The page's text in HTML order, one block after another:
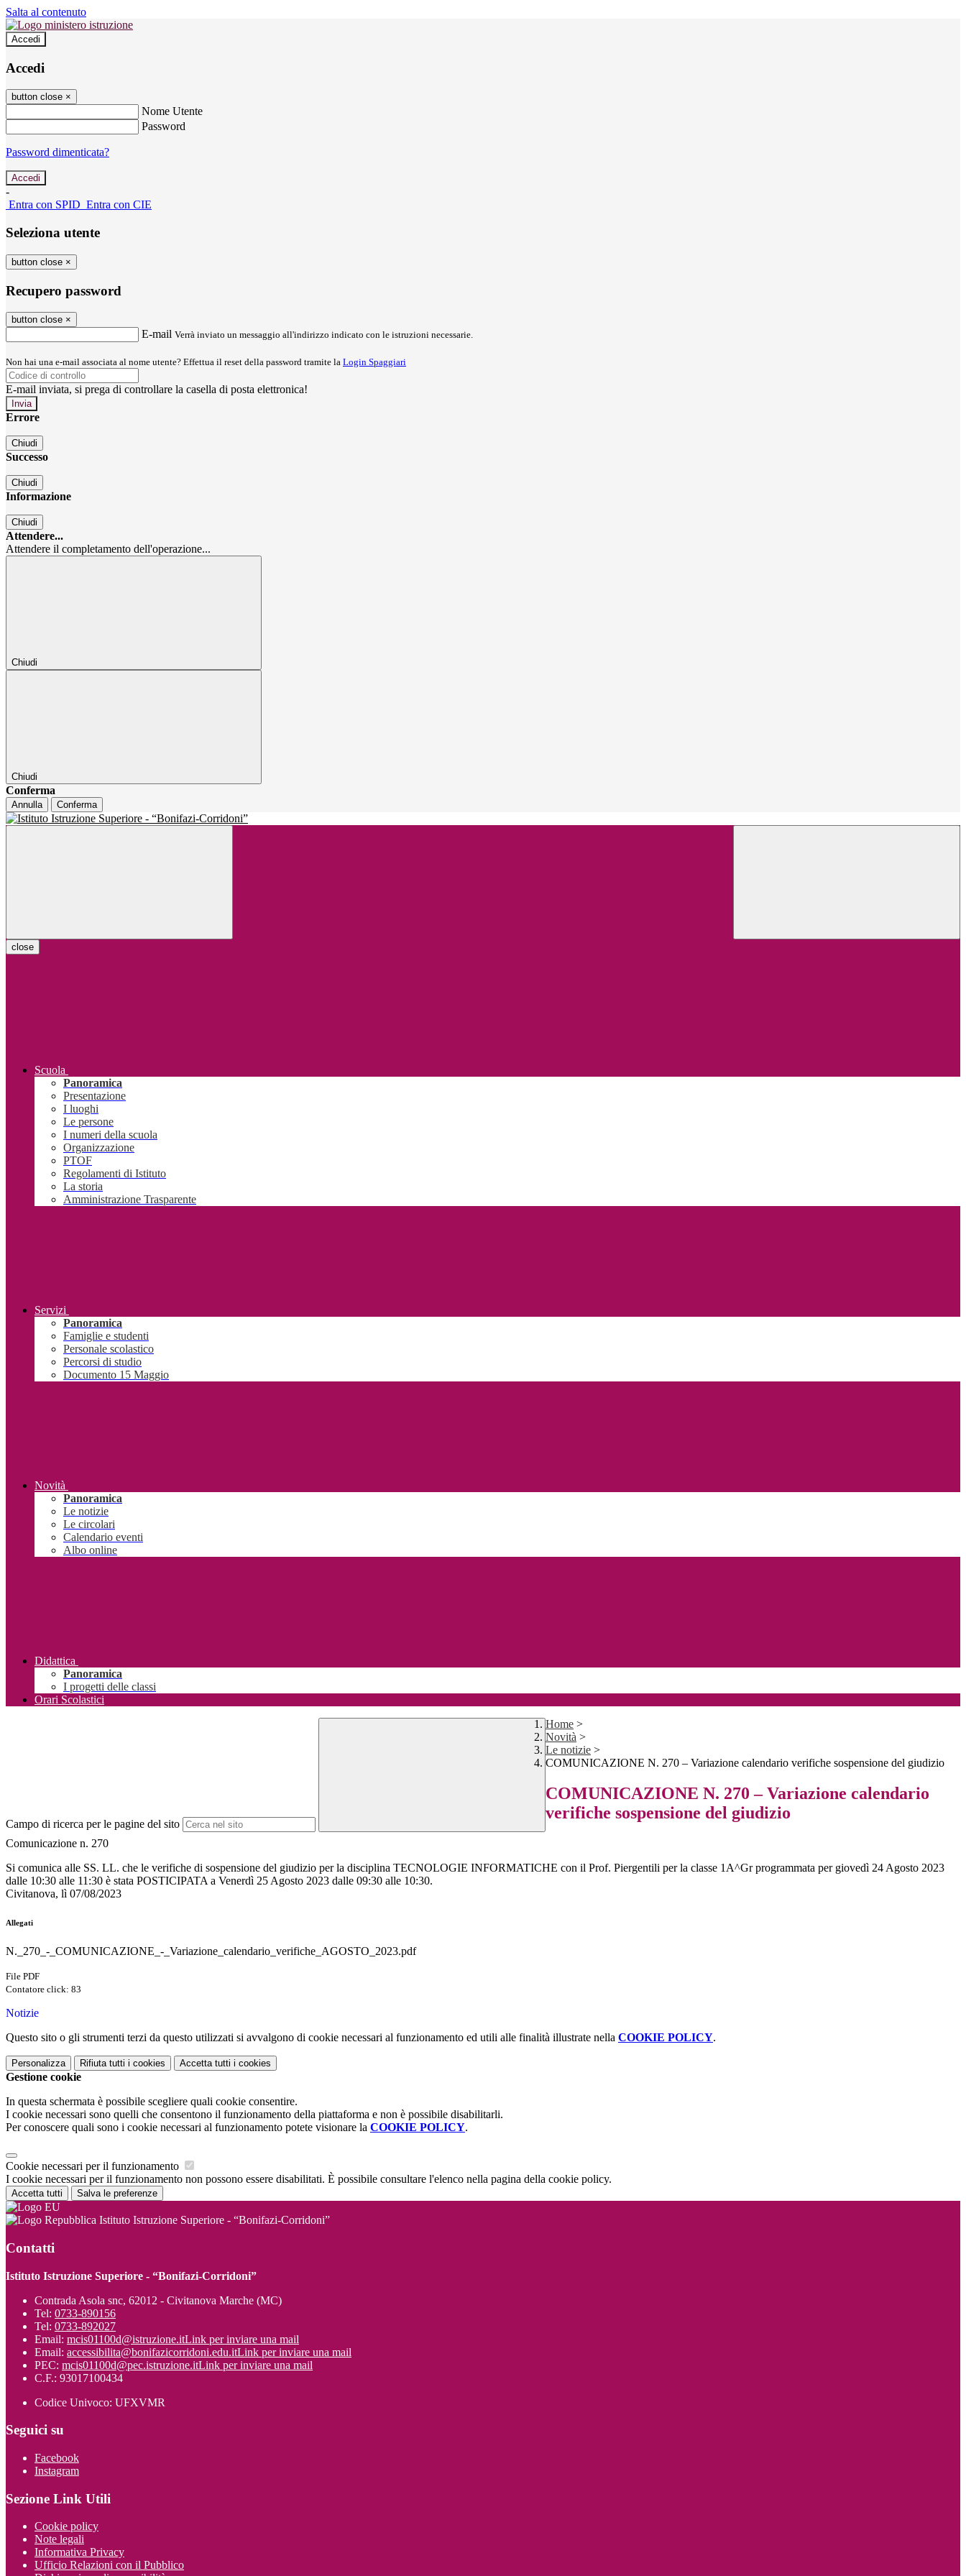
Salta al contenuto
Accedi
Accedi
button close ×
Nome Utente
Password
Password dimenticata?
-
Entra con SPID Entra con CIE
Seleziona utente
button close ×
Recupero password
button close ×
E-mail Verrà inviato un messaggio all'indirizzo indicato con le istruzioni necessarie.
Non hai una e-mail associata al nome utente? Effettua il reset della password tramite la Login Spaggiari
E-mail inviata, si prega di controllare la casella di posta elettronica!
Errore
Chiudi
Successo
Chiudi
Informazione
Chiudi
Attendere...
Attendere il completamento dell'operazione...
Chiudi
Chiudi
Conferma
Annulla Conferma
close
Scuola
Panoramica
Presentazione
I luoghi
Le persone
I numeri della scuola
Organizzazione
PTOF
Regolamenti di Istituto
La storia
Amministrazione Trasparente
Servizi
Panoramica
Famiglie e studenti
Personale scolastico
Percorsi di studio
Documento 15 Maggio
Novità
Panoramica
Le notizie
Le circolari
Calendario eventi
Albo online
Didattica
Panoramica
I progetti delle classi
Orari Scolastici
Campo di ricerca per le pagine del sito
Home >
Novità >
Le notizie >
COMUNICAZIONE N. 270 – Variazione calendario verifiche sospensione del giudizio
COMUNICAZIONE N. 270 – Variazione calendario
verifiche sospensione del giudizio
Comunicazione n. 270
Si comunica alle SS. LL. che le verifiche di sospensione del giudizio per la disciplina TECNOLOGIE INFORMATICHE con il Prof. Piergentili per la classe 1A^Gr programmata per giovedì 24 Agosto 2023
dalle 10:30 alle 11:30 è stata POSTICIPATA a Venerdì 25 Agosto 2023 dalle 09:30 alle 10:30.
Civitanova, lì 07/08/2023
Allegati
N._270_-_COMUNICAZIONE_-_Variazione_calendario_verifiche_AGOSTO_2023.pdf
File PDF
Contatore click: 83
Notizie
Questo sito o gli strumenti terzi da questo utilizzati si avvalgono di cookie necessari al funzionamento ed utili alle finalità illustrate nella COOKIE POLICY.
Personalizza Rifiuta tutti i cookies Accetta tutti i cookies
Gestione cookie
In questa schermata è possibile scegliere quali cookie consentire.
I cookie necessari sono quelli che consentono il funzionamento della piattaforma e non è possibile disabilitarli.
Per conoscere quali sono i cookie necessari al funzionamento potete visionare la COOKIE POLICY.
Cookie necessari per il funzionamento
I cookie necessari per il funzionamento non possono essere disabilitati. È possibile consultare l'elenco nella pagina della cookie policy.
Accetta tutti Salva le preferenze
Istituto Istruzione Superiore - “Bonifazi-Corridoni”
Contatti
Istituto Istruzione Superiore - “Bonifazi-Corridoni”
Contrada Asola snc, 62012 - Civitanova Marche (MC)
Tel: 0733-890156
Tel: 0733-892027
Email: mcis01100d@istruzione.itLink per inviare una mail
Email: accessibilita@bonifazicorridoni.edu.itLink per inviare una mail
PEC: mcis01100d@pec.istruzione.itLink per inviare una mail
C.F.: 93017100434
Codice Univoco: UFXVMR
Seguici su
Facebook
Instagram
Sezione Link Utili
Cookie policy
Note legali
Informativa Privacy
Ufficio Relazioni con il Pubblico